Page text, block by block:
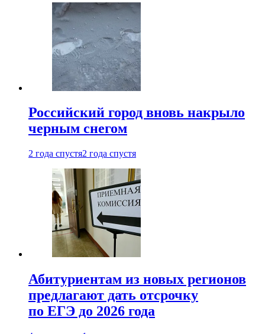
Российский город вновь накрыло
черным снегом
2 года спустя2 года спустя
Абитуриентам из новых регионов
предлагают дать отсрочку
по ЕГЭ до 2026 года